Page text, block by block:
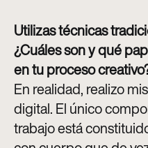
Utilizas técnicas
¿Cuáles son y qué
en tu proceso
En realidad, realizo
digital. El único
trabajo está